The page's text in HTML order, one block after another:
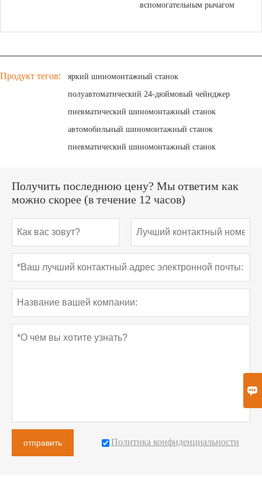
вспомогательным рычагом
Продукт тегов:
яркий шиномонтажный станок
полуавтоматический 24-дюймовый чейнджер
пневматический шиномонтажный станок
автомобильный шиномонтажный станок
пневматический шиномонтажный станок
Получить последнюю цену? Мы ответим как
можно скорее (в течение 12 часов)
отправить Политика конфиденциальности
